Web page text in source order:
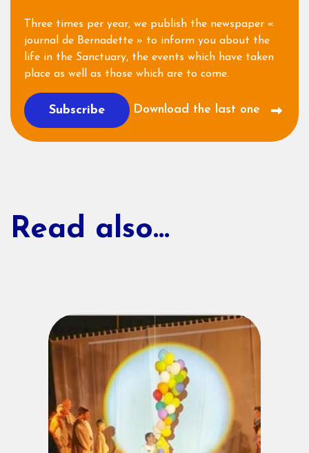
Three times per year, we publish the newspaper «
journal de Bernadette » to inform you about the
life in the Sanctuary, the events which have taken
place as well as those which are to come.
Subscribe Download the last one
Read also...